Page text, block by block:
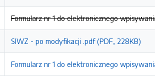
Formularz nr 1 do elektronicznego
SIWZ - po modyfikacji .pdf (PDF, 228KB)
Formularz nr 1 do elektronicznego